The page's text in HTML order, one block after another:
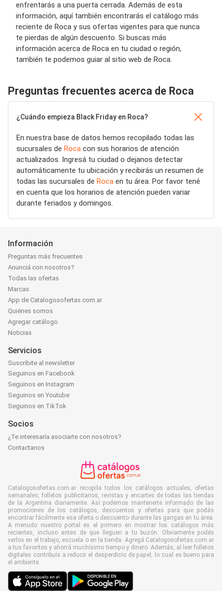
enfrentarás a una puerta cerrada. Además de esta
información, aquí también encontrarás el catálogo más
reciente de Roca y sus ofertas vigentes para que nunca
te pierdas de algún descuento. Si buscas más
información acerca de Roca en tu ciudad o región,
también te podemos guiar al sitio web de Roca.
Preguntas frecuentes acerca de Roca
¿Cuándo empieza Black Friday en Roca?
En nuestra base de datos hemos recopilado todas las
sucursales de Roca con sus horarios de atención
actualizados. Ingresá tu ciudad o dejanos detectar
automáticamente tu ubicación y recibirás un resumen de
todas las sucursales de Roca en tu área. Por favor tené
en cuenta que los horarios de atención pueden variar
durante feriados y domingos.
Información
Preguntas más frecuentes
Anunciá con nosotros?
Todas las ofertas
Marcas
App de Catalogosofertas.com.ar
Quiénes somos
Agregar catálogo
Noticias
Servicios
Suscribite al newsletter
Seguinos en Facebook
Seguinos en Instagram
Seguinos en Youtube
Seguinos en TikTok
Socios
¿Te interesaría asociarte con nosotros?
Contactanos
Catalogosofertas.com.ar recopila todos los catálogos actuales, ofertas
semanales, folletos publicitarios, revistas y encartes de todas las tiendas
de la Argentina diariamente. Así podemos mantenerte informado de las
promociones de los catálogos, descuentos y ofertas para que podás
encontrar fácilmente esa oferta o descuento durante las gangas en tu área.
A menudo nuestro portal es el primero en mostrar los catálogos más
recientes, incluso antes de que lleguen a tu buzón. Obviamente podés
verlos en el trabajo, escuela o en la tienda. Agregá Catalogosofertas.com.ar
a tus favoritos y ahorrá muchísimo tiempo y dinero. Además, al leer folletos
digitales contribuís a reducir el desperdicio de papel, lo cual es bueno para
el ambiente.